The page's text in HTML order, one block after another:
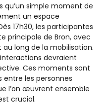
qu’un simple moment de
un espace
17h30, les participantes
principale de Bron, avec
long de la mobilisation.
devraient
Ces moments sont
entre les personnes
l’on œuvrent ensemble
crucial.